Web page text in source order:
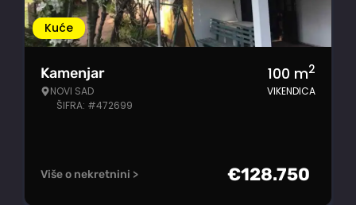
Kuće
Kamenjar
NOVI SAD
ŠIFRA: #472699
100 m2
VIKENDICA
Više o nekretnini > €128.750